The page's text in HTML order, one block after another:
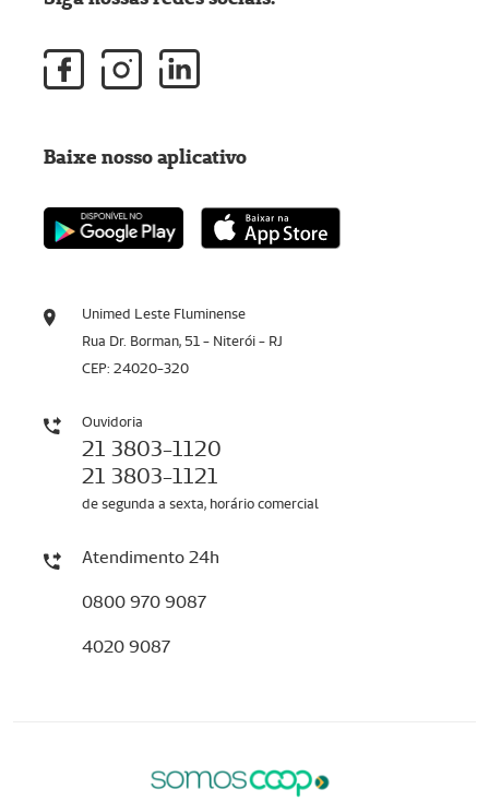
Unimed Leste Fluminense
Rua Dr. Borman, 51 - Niterói - RJ
CEP: 24020-320
Ouvidoria
21 3803-1120
21 3803-1121
de segunda a sexta, horário comercial
Atendimento 24h
0800 970 9087
4020 9087
Baixe nosso aplicativo